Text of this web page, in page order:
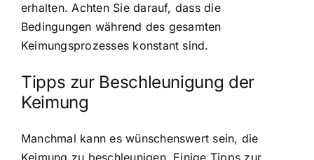
erhalten. Achten Sie darauf, dass die
Bedingungen während des gesamten
Keimungsprozesses konstant sind.
Tipps zur Beschleunigung der
Keimung
Manchmal kann es wünschenswert sein, die